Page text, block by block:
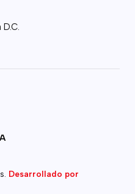
Desarrollado por